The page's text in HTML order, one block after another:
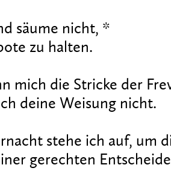
säume nicht, *
zu halten.
mich die Stricke der
deine Weisung nicht.
stehe ich auf, um
gerechten